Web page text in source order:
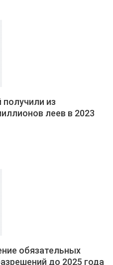
получили из
леев в 2023
обязательных
до 2025 года